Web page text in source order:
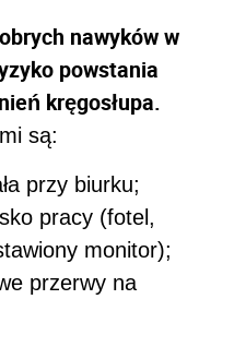
nawyków w
powstania
kręgosłupa.
są:
przy biurku;
pracy (fotel,
monitor);
przerwy na